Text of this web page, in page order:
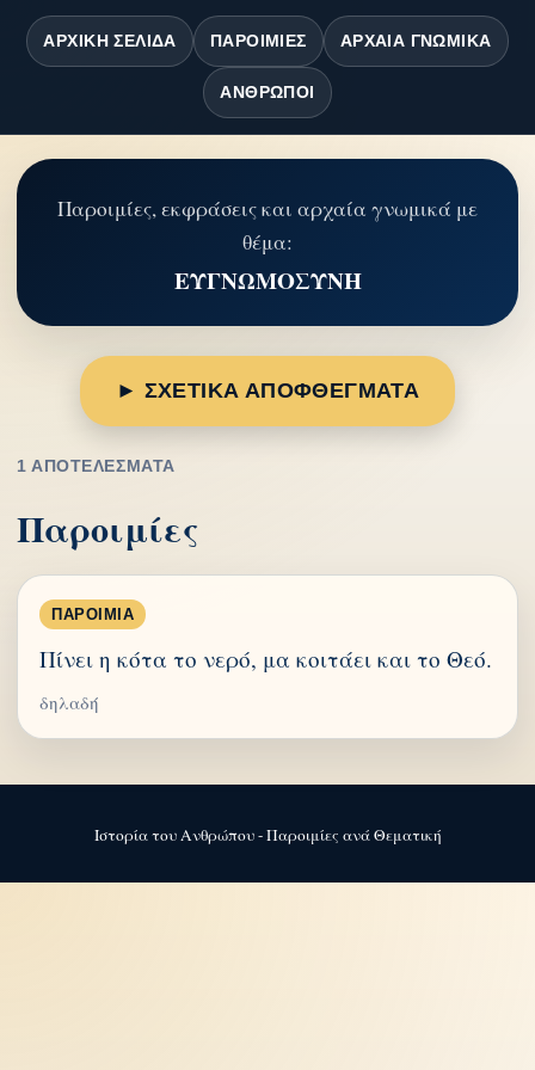
ΑΡΧΙΚΉ ΣΕΛΊΔΑ ΠΑΡΟΙΜΊΕΣ ΑΡΧΑΊΑ ΓΝΩΜΙΚΆ
ΆΝΘΡΩΠΟΙ
Παροιμίες, εκφράσεις και αρχαία γνωμικά με
θέμα:
ΕΥΓΝΩΜΟΣΥΝΗ
► ΣΧΕΤΙΚΑ ΑΠΟΦΘΕΓΜΑΤΑ
1 ΑΠΟΤΕΛΈΣΜΑΤΑ
Παροιμίες
ΠΑΡΟΙΜΊΑ
Πίνει η κότα το νερό, μα κοιτάει και το Θεό.
δηλαδή
Ιστορία του Ανθρώπου - Παροιμίες ανά Θεματική